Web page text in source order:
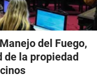
del Fuego,
la propiedad